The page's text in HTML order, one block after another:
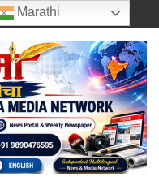
Marathi